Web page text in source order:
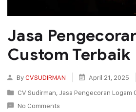
Jasa
Custom Terbaik
ByCVSUDIRMAN
April 21, 2025
CV Sudirman, Jasa Pengecoran Logam
No Comments